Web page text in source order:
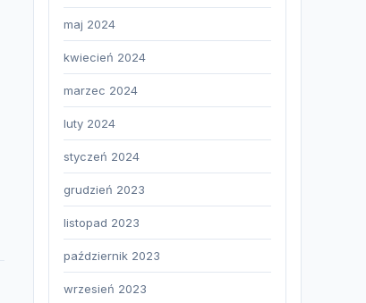
maj 2024
kwiecień 2024
marzec 2024
luty 2024
styczeń 2024
grudzień 2023
listopad 2023
październik 2023
wrzesień 2023